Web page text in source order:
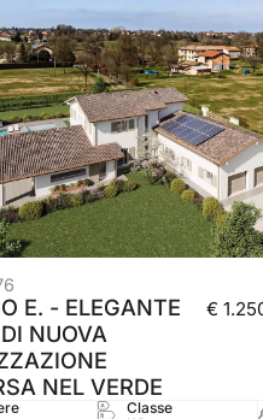
E. - ELEGANTE
NUOVA
NEL VERDE
€
Classe